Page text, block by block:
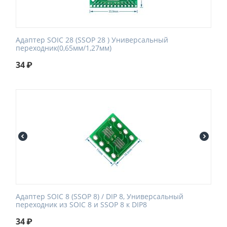
Адаптер SOIC 28 (SSOP 28 ) Универсальный
переходник(0,65мм/1,27мм)
34₽
Адаптер SOIC 8 (SSOP 8) / DIP 8, Универсальный
переходник из SOIC 8 и SSOP 8 к DIP8
34₽